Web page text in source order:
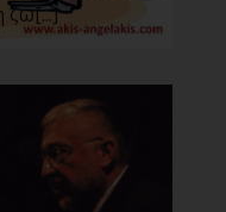
ζω[...]